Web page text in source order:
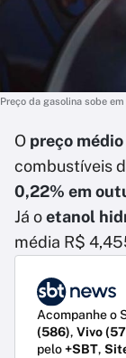
Preço da gasolina sobe
O preço
combustíveis
0,22% em
Já oetanol
média R$
Acompanhe o
(586), Vivo
pelo+SBT,